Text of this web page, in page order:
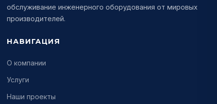
обслуживание инженерного оборудования от мировых
производителей.
НАВИГАЦИЯ
О компании
Услуги
Наши проекты